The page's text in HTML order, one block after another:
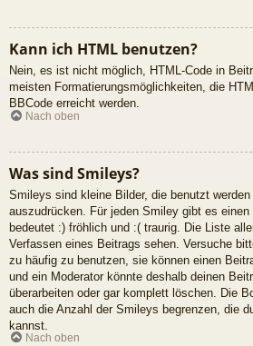
Kann ich HTML benutzen?
Nein, es ist nicht möglich, HTML-Code in
meisten Formatierungsmöglichkeiten, die
BBCode erreicht werden.
Nach oben
Was sind Smileys?
Smileys sind kleine Bilder, die benutzt
auszudrücken. Für jeden Smiley gibt es einen
bedeutet :) fröhlich und :( traurig. Die Liste
Verfassen eines Beitrags sehen. Versuche
zu häufig zu benutzen, sie können einen
und ein Moderator könnte deshalb deinen
überarbeiten oder gar komplett löschen. Die
auch die Anzahl der Smileys begrenzen, die
kannst.
Nach oben